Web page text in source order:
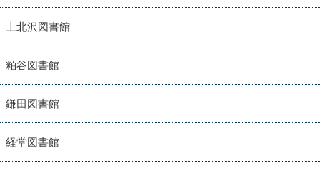
上北沢図書館
粕谷図書館
鎌田図書館
経堂図書館